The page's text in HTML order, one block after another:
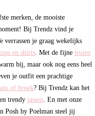
merken, de mooiste
Bij Trendz vind je
verrassen je graag wekelijks
en shirts . Met de fijne truien
bij, maar ook nog eens heel
je outfit een prachtige
of broek? Bij Trendz kan het
trendy jassen . En met onze
Posh by Poelman steel jij